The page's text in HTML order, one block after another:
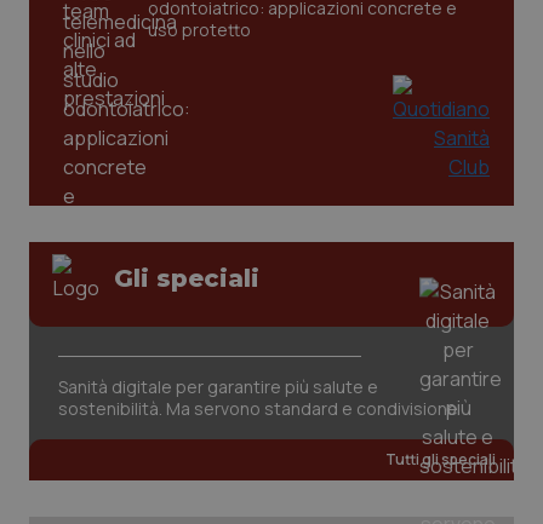
odontoiatrico: applicazioni concrete e
uso protetto
Gli speciali
Sanità digitale per garantire più salute e
sostenibilità. Ma servono standard e condivisione
Tutti gli speciali
tracking-enable
tracking-sites-ironfish-
session-id
www.quotidianosanita.it
_ga
.quotidianosanita.it